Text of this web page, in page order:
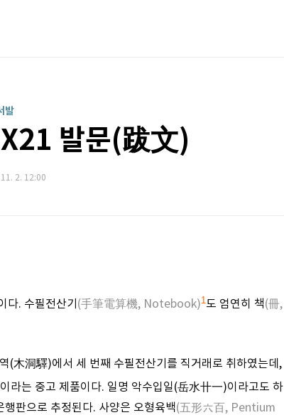
발
발문(跋文)
2. 12:00
. 수필전산기 (手筆電算機, Notebook)1도 엄연히 책(冊,
木洞驛)에서 세 번째 수필전산기를 직거래로 취하였는데,
이라는 중고 제품이다. 일명 악수입일(岳水卄一)이라고도 하
판으로 추정된다. 사양은 오형육백(五形六百, Pentium